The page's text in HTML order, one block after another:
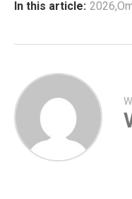
In this article: 2026,